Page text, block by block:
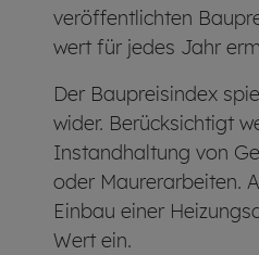
veröffentlichten
wert für jedes Jahr
Der Baupreisindex
wider. Berücksichtigt
Instandhaltung von
oder Maurer­arbeiten.
Einbau einer
Wert ein.